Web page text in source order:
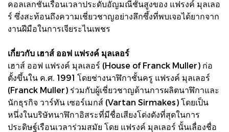
คอลเลกชั่นเรือนเวลาประดับอัญมณีชั้นสูงของ แฟรงค์ มุลเลอ
ร์ ซึ่งสะท้อนถึงความเชี่ยวชาญอย่างลึกซึ้งที่พบเจอได้ยากจาก
งานฝีมือในการเจียระไนเพชร
เกี่ยวกับ เฮาส์ ออฟ แฟรงค์ มุลเลอร์
เฮาส์ ออฟ แฟรงค์ มุลเลอร์ (House of Franck Muller) ก่อ
ตั้งขึ้นใน ค.ศ. 1991 โดยช่างนาฬิกาชั้นครู แฟรงค์ มุลเลอร์
(Franck Muller) ร่วมกับผู้เชี่ยวชาญด้านการผลิตนาฬิกาและ
นักธุรกิจ วาร์ทัน เซอร์เมกส์ (Vartan Sirmakes) โดยเป็น
หนึ่งในบริษัทนาฬิกาอิสระที่มีชื่อเสียงโด่งดังที่สุดในการ
ประดิษฐ์เรือนเวลาร่วมสมัย โดย แฟรงค์ มุลเลอร์ นั้นเลื่องชื่อ